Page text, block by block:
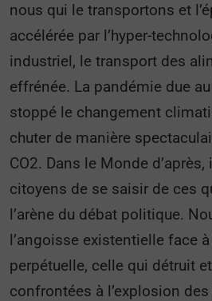
nous qui le transportons et
accélérée par l’hyper-
industriel, le transport des
effrénée. La pandémie due au
stoppé le changement
chuter de manière
CO2. Dans le Monde
citoyens de se saisir de ces
l’arène du débat politique.
l’angoisse existentielle face
perpétuelle, celle qui détruit
confrontées à l’explosion